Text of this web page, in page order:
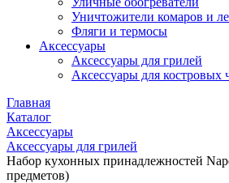
Уничтожители комаров и
Фляги и термосы
Аксессуары
Аксессуары для грилей
Аксессуары для костровых
Главная
Каталог
Аксессуары
Аксессуары для грилей
Набор кухонных принадлежностей
предметов)